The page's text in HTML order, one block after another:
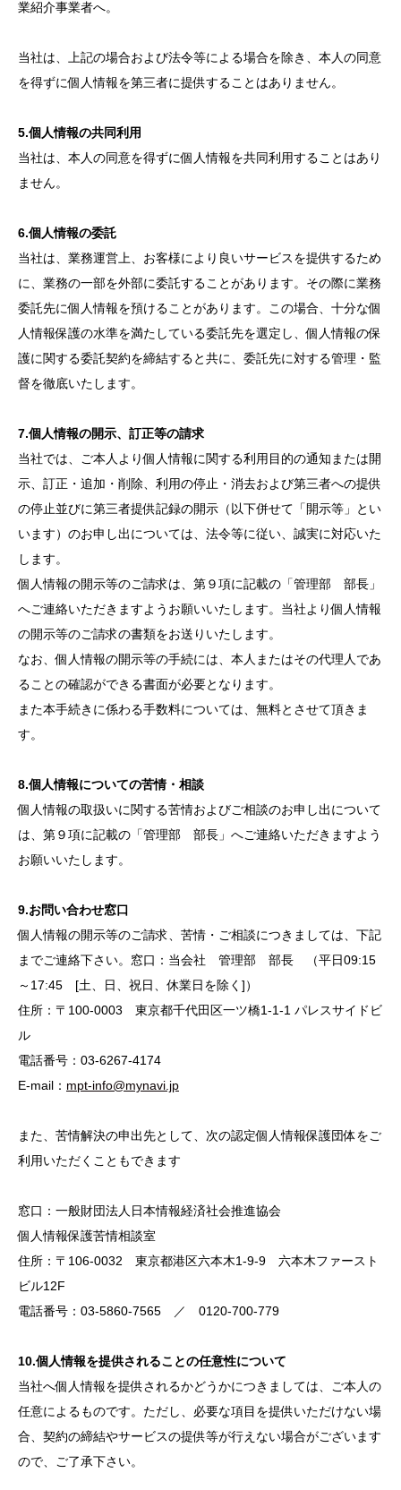
業紹介事業者へ。
当社は、上記の場合および法令等による場合を除き、本人の同意
を得ずに個人情報を第三者に提供することはありません。
5.個人情報の共同利用
当社は、本人の同意を得ずに個人情報を共同利用することはあり
ません。
6.個人情報の委託
当社は、業務運営上、お客様により良いサービスを提供するため
に、業務の一部を外部に委託することがあります。その際に業務
委託先に個人情報を預けることがあります。この場合、十分な個
人情報保護の水準を満たしている委託先を選定し、個人情報の保
護に関する委託契約を締結すると共に、委託先に対する管理・監
督を徹底いたします。
7.個人情報の開示、訂正等の請求
当社では、ご本人より個人情報に関する利用目的の通知または開
示、訂正・追加・削除、利用の停止・消去および第三者への提供
の停止並びに第三者提供記録の開示（以下併せて「開示等」とい
います）のお申し出については、法令等に従い、誠実に対応いた
します。
個人情報の開示等のご請求は、第９項に記載の「管理部 部長」
へご連絡いただきますようお願いいたします。当社より個人情報
の開示等のご請求の書類をお送りいたします。
なお、個人情報の開示等の手続には、本人またはその代理人であ
ることの確認ができる書面が必要となります。
また本手続きに係わる手数料については、無料とさせて頂きま
す。
8.個人情報についての苦情・相談
個人情報の取扱いに関する苦情およびご相談のお申し出について
は、第９項に記載の「管理部 部長」へご連絡いただきますよう
お願いいたします。
9.お問い合わせ窓口
個人情報の開示等のご請求、苦情・ご相談につきましては、下記
までご連絡下さい。窓口：当会社 管理部 部長 （平日09:15
～17:45 [土、日、祝日、休業日を除く]）
住所：〒100-0003 東京都千代田区一ツ橋1-1-1 パレスサイドビ
ル
電話番号：03-6267-4174
E-mail： mpt-info@mynavi.jp
また、苦情解決の申出先として、次の認定個人情報保護団体をご
利用いただくこともできます
窓口：一般財団法人日本情報経済社会推進協会
個人情報保護苦情相談室
住所：〒106-0032 東京都港区六本木1-9-9 六本木ファースト
ビル12F
電話番号：03-5860-7565 ／ 0120-700-779
10.個人情報を提供されることの任意性について
当社へ個人情報を提供されるかどうかにつきましては、ご本人の
任意によるものです。ただし、必要な項目を提供いただけない場
合、契約の締結やサービスの提供等が行えない場合がございます
ので、ご了承下さい。